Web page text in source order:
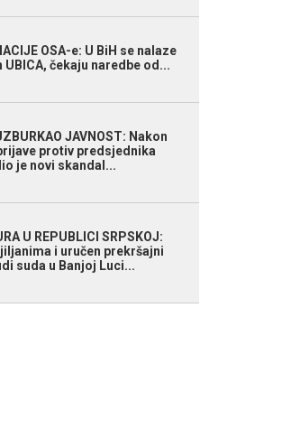
OSA-e: U BiH se nalaze
čekaju naredbe od...
JAVNOST: Nakon
protiv predsjednika
je novi skandal...
U REPUBLICI SRPSKOJ:
i uručen prekršajni
suda u Banjoj Luci...